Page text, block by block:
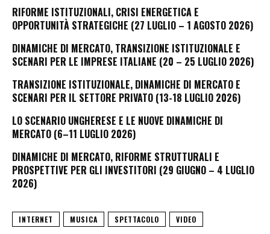
RIFORME ISTITUZIONALI, CRISI ENERGETICA E
OPPORTUNITÀ STRATEGICHE (27 LUGLIO – 1 AGOSTO 2026)
DINAMICHE DI MERCATO, TRANSIZIONE ISTITUZIONALE E
SCENARI PER LE IMPRESE ITALIANE (20 – 25 LUGLIO 2026)
TRANSIZIONE ISTITUZIONALE, DINAMICHE DI MERCATO E
SCENARI PER IL SETTORE PRIVATO (13-18 LUGLIO 2026)
LO SCENARIO UNGHERESE E LE NUOVE DINAMICHE DI
MERCATO (6–11 LUGLIO 2026)
DINAMICHE DI MERCATO, RIFORME STRUTTURALI E
PROSPETTIVE PER GLI INVESTITORI (29 GIUGNO – 4 LUGLIO
2026)
INTERNET MUSICA SPETTACOLO VIDEO